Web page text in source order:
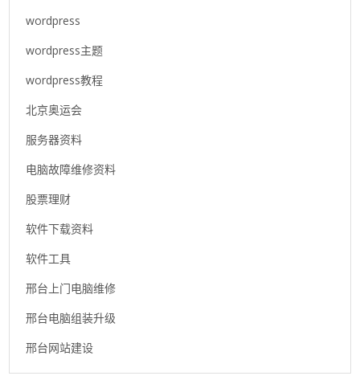
wordpress
wordpress主题
wordpress教程
北京奥运会
服务器资料
电脑故障维修资料
股票理财
软件下载资料
软件工具
邢台上门电脑维修
邢台电脑组装升级
邢台网站建设